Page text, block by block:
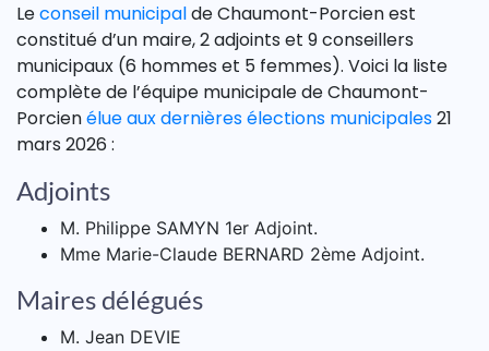
Leconseil municipalde Chaumont-Porcien est
constitué d’un maire, 2 adjoints et 9 conseillers
municipaux (6 hommes et 5 femmes). Voici la liste
complète de l’équipe municipale de Chaumont-
Porcienélue aux dernières élections municipales21
mars 2026 :
Adjoints
M. Philippe SAMYN 1er Adjoint.
Mme Marie-Claude BERNARD 2ème Adjoint.
Maires délégués
M. Jean DEVIE